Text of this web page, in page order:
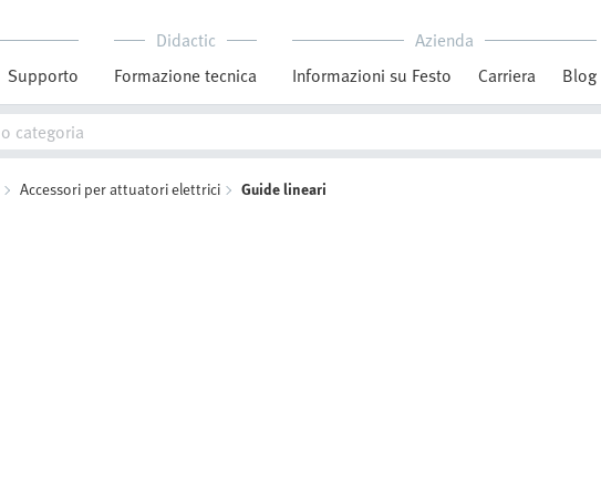
Supporto
Didactic
Formazione tecnica
Azienda
Informazioni su Festo
Carriera Blog
Accessori per attuatori elettrici Guide lineari